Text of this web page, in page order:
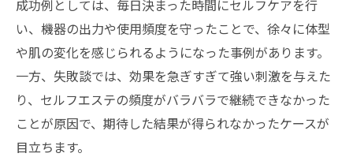
成功例としては、毎日決まった時間にセルフケアを行
い、機器の出力や使用頻度を守ったことで、徐々に体型
や肌の変化を感じられるようになった事例があります。
一方、失敗談では、効果を急ぎすぎて強い刺激を与えた
り、セルフエステの頻度がバラバラで継続できなかった
ことが原因で、期待した結果が得られなかったケースが
目立ちます。